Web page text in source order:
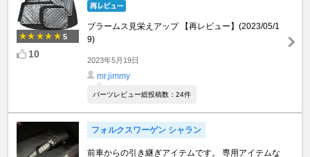
5
10
ブラームス見栄えアップ 【再レビュー】(2023/05/1
9)
2023年5月19日
mr.jimmy
パーツレビュー総投稿数：24件
フォルクスワーゲン シャラン
前車からの引き継ぎアイテムです。 専用アイテムな